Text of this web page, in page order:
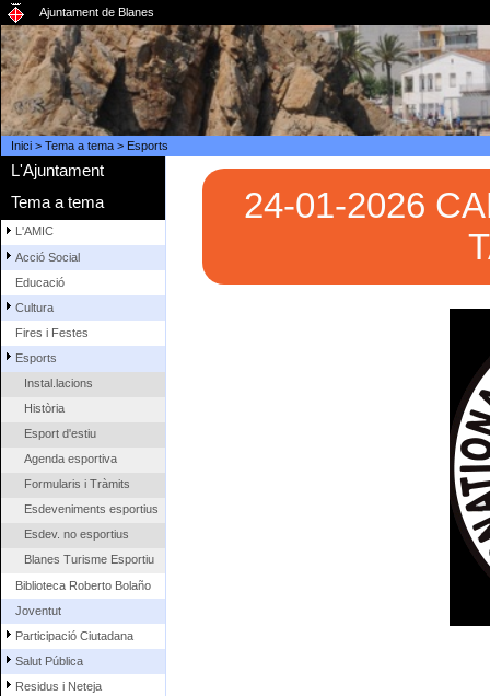
Ajuntament de Blanes
Inici> Tema a tema> Esports
L'Ajuntament
Tema a tema
L'AMIC
Acció Social
Educació
Cultura
Fires i Festes
Esports
Instal.lacions
Història
Esport d'estiu
Agenda esportiva
Formularis i Tràmits
Esdeveniments esportius
Esdev. no esportius
Blanes Turisme Esportiu
Biblioteca Roberto Bolaño
Joventut
Participació Ciutadana
Salut Pública
Residus i Neteja
24-01-2026